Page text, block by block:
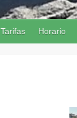
Tarifas Horario